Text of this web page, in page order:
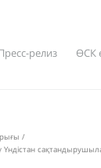
релиз ӨСК
/